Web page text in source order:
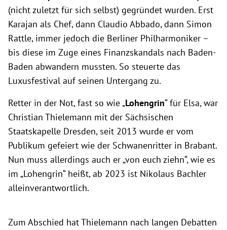
(nicht zuletzt für sich selbst) gegründet wurden. Erst
Karajan als Chef, dann Claudio Abbado, dann Simon
Rattle, immer jedoch die Berliner Philharmoniker –
bis diese im Zuge eines Finanzskandals nach Baden-
Baden abwandern mussten. So steuerte das
Luxusfestival auf seinen Untergang zu.
Retter in der Not, fast so wie „Lohengrin“ für Elsa, war
Christian Thielemann mit der Sächsischen
Staatskapelle Dresden, seit 2013 wurde er vom
Publikum gefeiert wie der Schwanenritter in Brabant.
Nun muss allerdings auch er „von euch ziehn“, wie es
im „Lohengrin“ heißt, ab 2023 ist Nikolaus Bachler
alleinverantwortlich.
Zum Abschied hat Thielemann nach langen Debatten